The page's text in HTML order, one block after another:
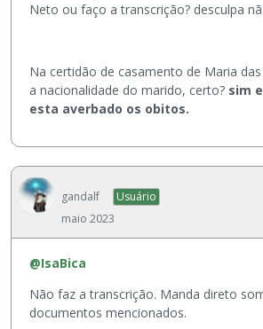
Neto ou faço a transcrição? desculpa
Na certidão de casamento de Maria
a nacionalidade do marido, certo? sim
esta averbado os obitos.
gandalf
Usuário
maio 2023
@IsaBica
Não faz a transcrição. Manda direto
documentos mencionados.